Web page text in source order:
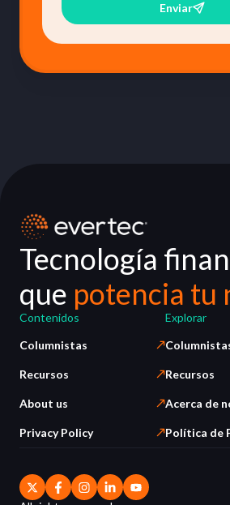
Enviar
Tecnología
que potencia tu
Contenidos
Columnistas
Recursos
About us
Privacy Policy
Explorar
Recursos
Acerca de
Política de